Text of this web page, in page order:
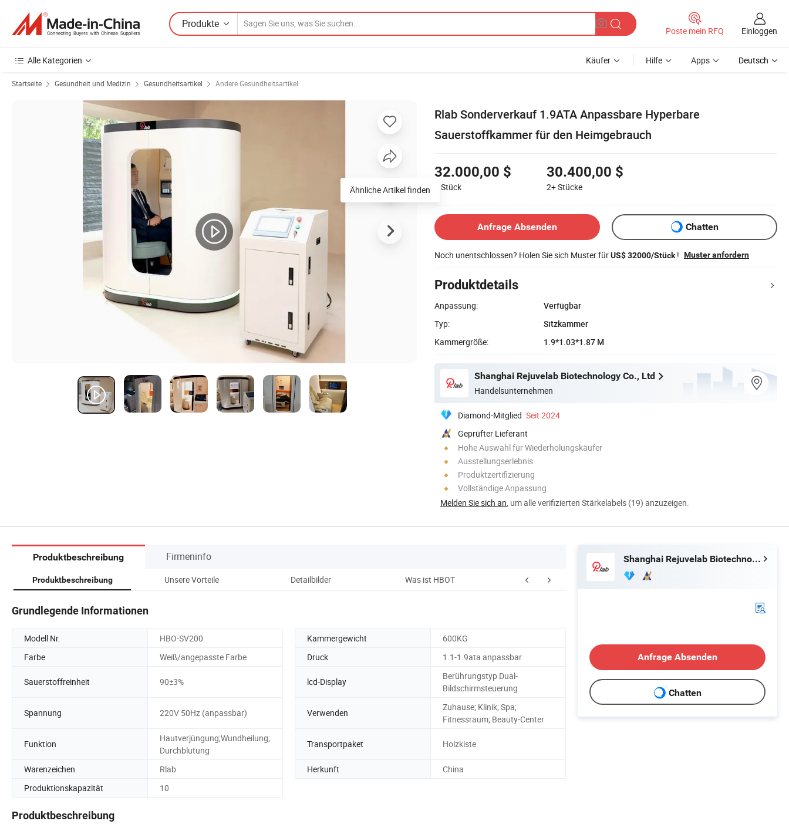
Produkte
Poste mein RFQ Einloggen
Alle Kategorien Käufer Hilfe Apps Deutsch
Startseite Gesundheit und Medizin Gesundheitsartikel Andere Gesundheitsartikel
Rlab Sonderverkauf 1.9ATA Anpassbare Hyperbare
Sauerstoffkammer für den Heimgebrauch
32.000,00 $
Stück
30.400,00 $
2+Stücke
Anfrage Absenden Chatten
Noch unentschlossen? Holen Sie sich Muster fürUS$ 32000/Stück! Muster anfordern
Produktdetails
Anpassung:
Verfügbar
Typ:
Sitzkammer
Kammergröße:
1.9*1.03*1.87 M
Shanghai Rejuvelab Biotechnology Co., Ltd
Handelsunternehmen
Diamond-Mitglied Seit 2024
Geprüfter Lieferant
Hohe Auswahl für Wiederholungskäufer
Ausstellungserlebnis
Produktzertifizierung
Vollständige Anpassung
Melden Sie sich an, um alle verifizierten Stärkelabels (19) anzuzeigen.
Ähnliche Artikel finden
Produktbeschreibung Firmeninfo
Produktbeschreibung Unsere Vorteile Detailbilder Was ist HBOT Unternehmensprofil
Grundlegende Informationen
Modell Nr. HBO-SV200 Kammergewicht
600KG
Farbe
Weiß/angepasste Farbe Druck 1.1-1.9ata anpassbar
Sauerstoffreinheit 90±3% lcd-Display
Berührungstyp Dual-
Bildschirmsteuerung
Spannung 220V 50Hz (anpassbar) Verwenden
Zuhause; Klinik; Spa;
Fitnessraum; Beauty-Center
Funktion
Hautverjüngung;Wundheilung;
Durchblutung
Transportpaket Holzkiste
Warenzeichen Rlab Herkunft
China
Produktionskapazität
10
Produktbeschreibung
Shanghai Rejuvelab Biotechnology Co., Ltd
Anfrage Absenden
Chatten